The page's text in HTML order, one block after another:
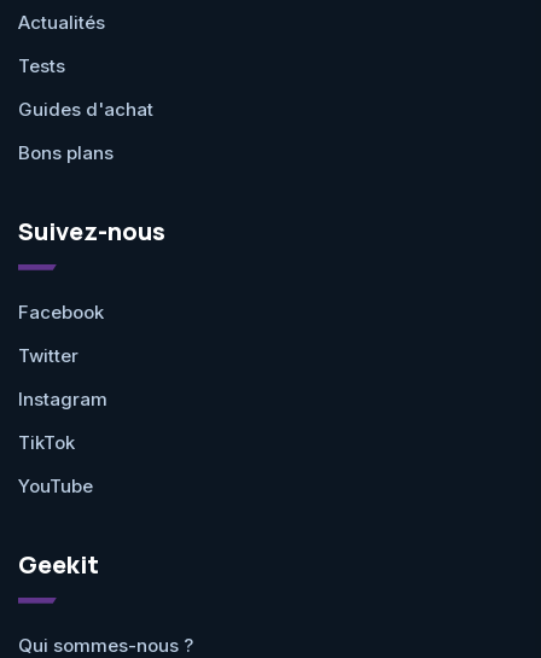
Actualités
Tests
Guides d'achat
Bons plans
Suivez-nous
Facebook
Twitter
Instagram
TikTok
YouTube
Geekit
Qui sommes-nous ?